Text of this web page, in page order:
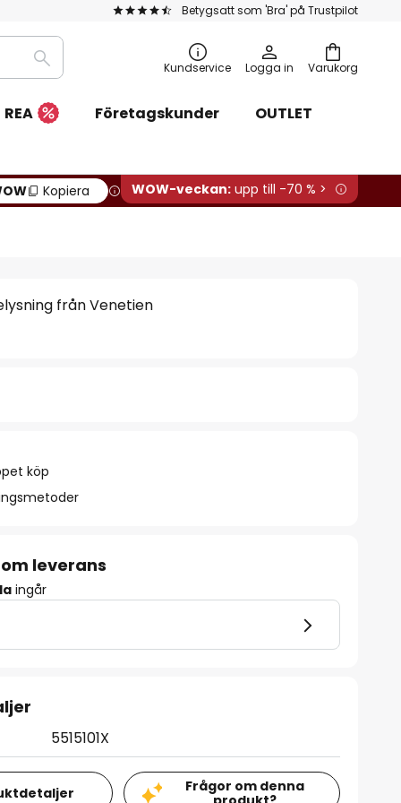
Betygsatt som 'Bra' på Trustpilot
Varukorg
Sök Kundservice Logga in
REA Företagskunder OUTLET
Kopiera WOW-veckan: upp till -70 % >
från Venetien
köp
leverans
ingår
5515101X
Frågor om denna